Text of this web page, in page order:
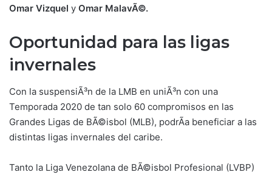
Omar Vizquel y Omar MalavÃ©.
Oportunidad para las ligas
invernales
Con la suspensiÃ³n de la LMB en uniÃ³n con una
Temporada 2020 de tan solo 60 compromisos en las
Grandes Ligas de BÃ©isbol (MLB), podrÃ­a beneficiar a las
distintas ligas invernales del caribe.
Tanto la Liga Venezolana de BÃ©isbol Profesional (LVBP)